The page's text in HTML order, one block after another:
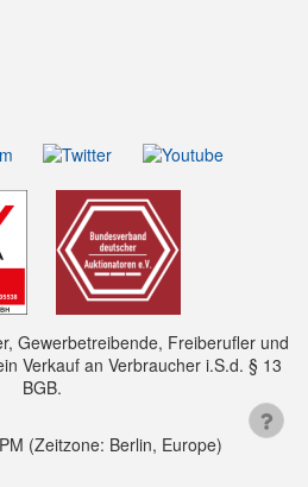
Gewerbetreibende, Freiberufler und
Verkauf an Verbraucher i.S.d. § 13
BGB.
(Zeitzone: Berlin, Europe)